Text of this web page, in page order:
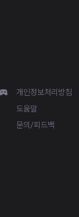
개인정보처리방침
도움말
문의/피드백